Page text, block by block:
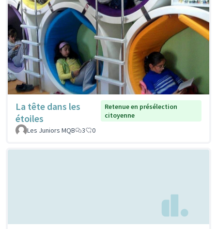
La tête dans les
étoiles
Retenue en présélection
citoyenne
Les Juniors MQB
3 0